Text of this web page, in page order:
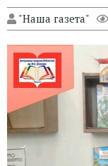
"Наша газета"